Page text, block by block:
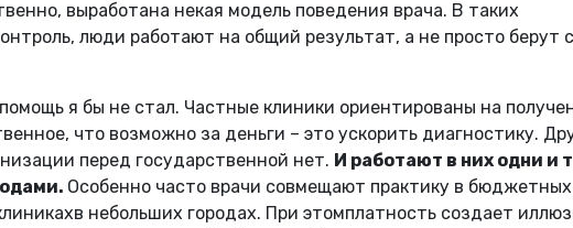
выработана некая модель поведения врача. В таких
люди работают на общий результат, а не просто берут с
я бы не стал. Частные клиники ориентированы на
что возможно за деньги – это ускорить диагностику.
перед государственной нет. И работают в них одни и
Особенно часто врачи совмещают практику в бюджетных
небольших городах. При этомплатность создает